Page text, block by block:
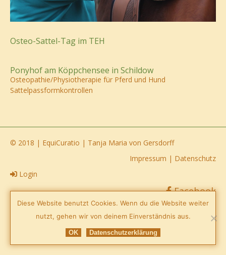
Osteo-Sattel-Tag im TEH
Ponyhof am Köppchensee in Schildow
Osteopathie/Physiotherapie für Pferd und Hund
Sattelpassformkontrollen
© 2018 | EquiCuratio | Tanja Maria von Gersdorff
Datenschutz
|
Impressum
Login
Facebook
Diese Website benutzt Cookies. Wenn du die Website weiter
nutzt, gehen wir von deinem Einverständnis aus.
OK Datenschutzerklärung